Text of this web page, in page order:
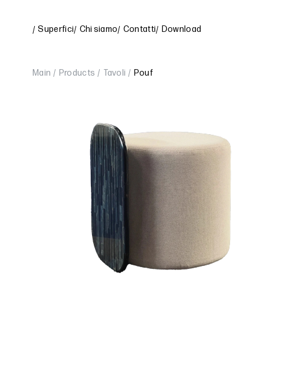
Superfici Chi siamo Contatti Download
Main Products Tavoli Pouf